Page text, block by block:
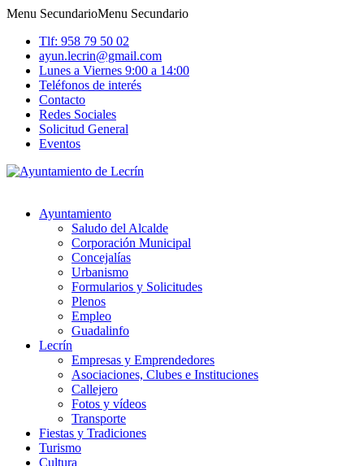
Menu SecundarioMenu Secundario
Tlf: 958 79 50 02
ayun.lecrin@gmail.com
Lunes a Viernes 9:00 a 14:00
Teléfonos de interés
Contacto
Redes Sociales
Solicitud General
Eventos
Ayuntamiento
Saludo del Alcalde
Corporación Municipal
Concejalías
Urbanismo
Formularios y Solicitudes
Plenos
Empleo
Guadalinfo
Lecrín
Empresas y Emprendedores
Asociaciones, Clubes e Instituciones
Callejero
Fotos y vídeos
Transporte
Fiestas y Tradiciones
Turismo
Cultura